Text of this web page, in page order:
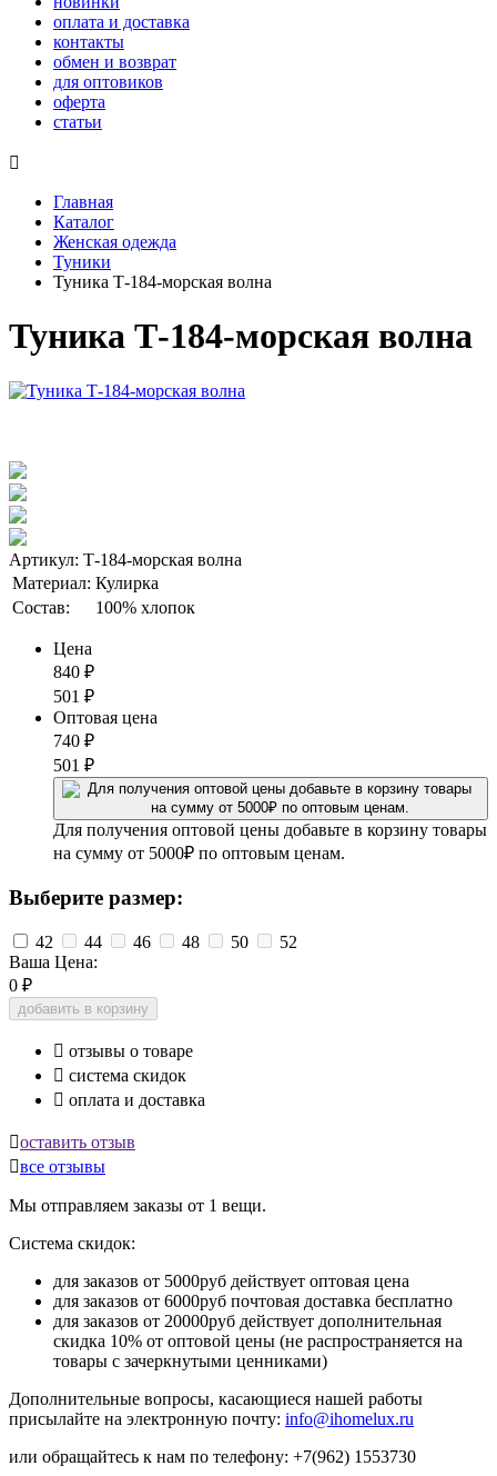
оплата и доставка
контакты
обмен и возврат
для оптовиков
оферта
статьи

Главная
Каталог
Женская одежда
Туники
Туника Т-184-морская волна
Туника Т-184-морская волна
Артикул: Т-184-морская волна
Материал: Кулирка
Состав:
100% хлопок
Цена
840 ₽
501 ₽
Оптовая цена
740 ₽
501 ₽
Для получения оптовой цены добавьте в корзину товары
на сумму от 5000₽ по оптовым ценам.
Выберите размер:
42 44 46 48 50
52
Ваша Цена:
0 ₽
добавить в корзину
 отзывы о товаре
 система скидок
 оплата и доставка
оставить отзыв
все отзывы
Мы отправляем заказы от 1 вещи.
Система скидок:
для заказов от 5000руб действует оптовая цена
для заказов от 6000руб почтовая доставка бесплатно
для заказов от 20000руб действует дополнительная
скидка 10% от оптовой цены (не распространяется на
товары с зачеркнутыми ценниками)
Дополнительные вопросы, касающиеся нашей работы
присылайте на электронную почту: info@ihomelux.ru
или обращайтесь к нам по телефону: +7(962) 1553730